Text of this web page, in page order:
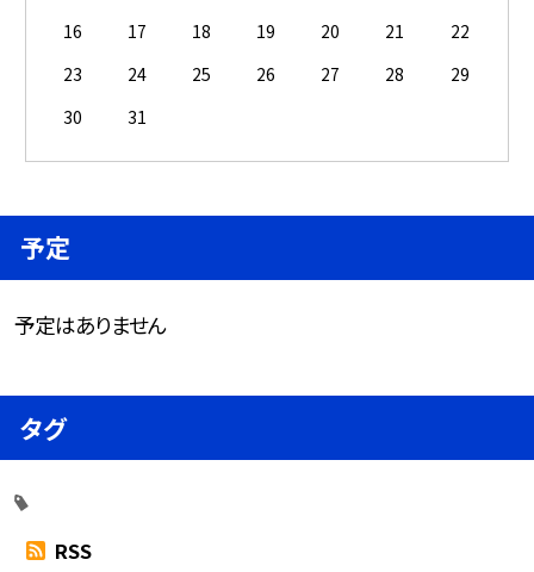
16
17 18 19 20 21
22
23
24 25 26 27 28
29
30
31
予定
予定はありません
タグ
RSS